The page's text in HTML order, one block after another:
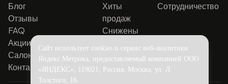
Блог
Отзывы
FAQ
Акции
Салоны
Контакты
Хиты
продаж
Снижены
Сотрудничество
Сайт использует cookies и сервис веб-аналитики
Яндекс Метрика, предоставляемый компанией ООО
«ЯНДЕКС», 119021, Россия, Москва, ул. Л.
Толстого, 16.